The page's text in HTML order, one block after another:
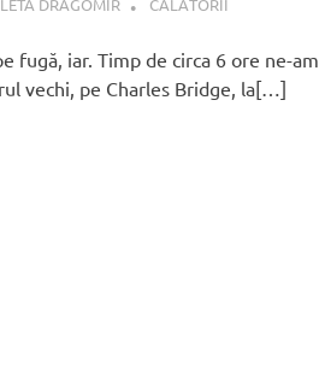
DRAGOMIR CĂLĂTORII
fugă, iar. Timp de circa 6 ore ne-am
vechi, pe Charles Bridge, la[…]